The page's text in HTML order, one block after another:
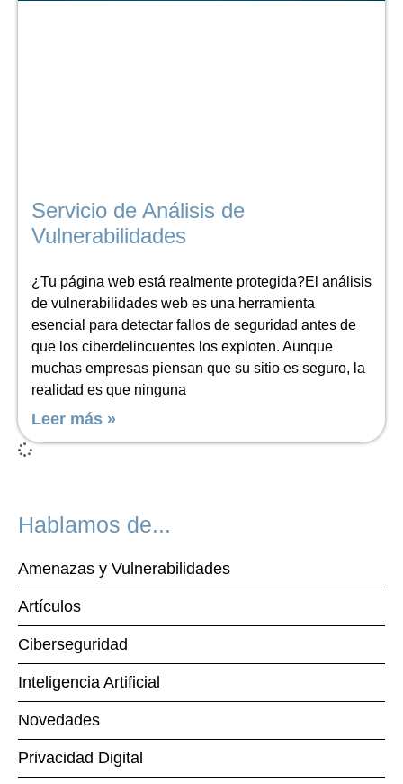
Servicio de Análisis de
Vulnerabilidades
¿Tu página web está realmente protegida?El análisis
de vulnerabilidades web es una herramienta
esencial para detectar fallos de seguridad antes de
que los ciberdelincuentes los exploten. Aunque
muchas empresas piensan que su sitio es seguro, la
realidad es que ninguna
Leer más »
Hablamos de...
Amenazas y Vulnerabilidades
Artículos
Ciberseguridad
Inteligencia Artificial
Novedades
Privacidad Digital